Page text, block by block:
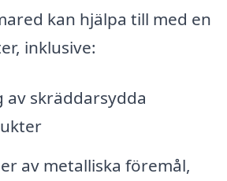
kan hjälpa till med en
inklusive:
av skräddarsydda
av metalliska föremål,